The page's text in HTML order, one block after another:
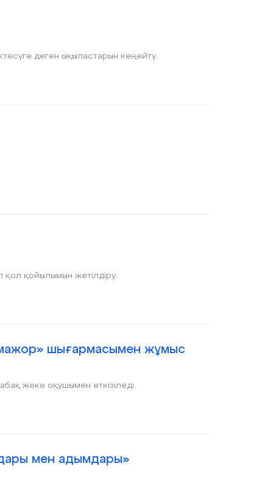
белсенділіктерін арттыру, бір – біріне көмектесуге деген ықыластарын кеңейту.
қойылымын жетілдіру.
шығармасымен жұмыс
жеке оқушымен өткізіледі.
мен адымдары»